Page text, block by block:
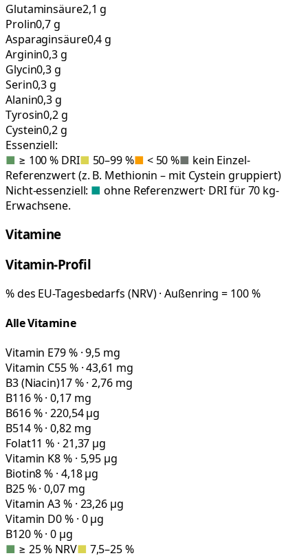
Glutaminsäure2,1 g
Prolin0,7 g
Asparaginsäure0,4 g
Arginin0,3 g
Glycin0,3 g
Serin0,3 g
Alanin0,3 g
Tyrosin0,2 g
Cystein0,2 g
Essenziell:
■ ≥ 100 % DRI■ 50–99 %■ < 50 %■ kein Einzel-
Referenzwert (z. B. Methionin – mit Cystein gruppiert)
Nicht-essenziell: ■ ohne Referenzwert· DRI für 70 kg-
Erwachsene.
Vitamine
Vitamin-Profil
% des EU-Tagesbedarfs (NRV) · Außenring = 100 %
Alle Vitamine
Vitamin E79 % · 9,5 mg
Vitamin C55 % · 43,61 mg
B3 (Niacin)17 % · 2,76 mg
B116 % · 0,17 mg
B616 % · 220,54 µg
B514 % · 0,82 mg
Folat11 % · 21,37 µg
Vitamin K8 % · 5,95 µg
Biotin8 % · 4,18 µg
B25 % · 0,07 mg
Vitamin A3 % · 23,26 µg
Vitamin D0 % · 0 µg
B120 % · 0 µg
■ ≥ 25 % NRV■ 7,5–25 %